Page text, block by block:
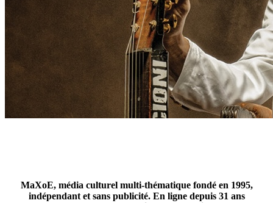
MaXoE, média culturel multi-thématique fondé en 1995,
indépendant et sans publicité. En ligne depuis 31 ans